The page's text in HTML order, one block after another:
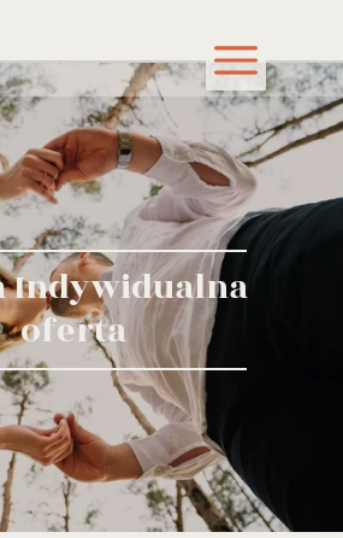
Indywidualna
oferta